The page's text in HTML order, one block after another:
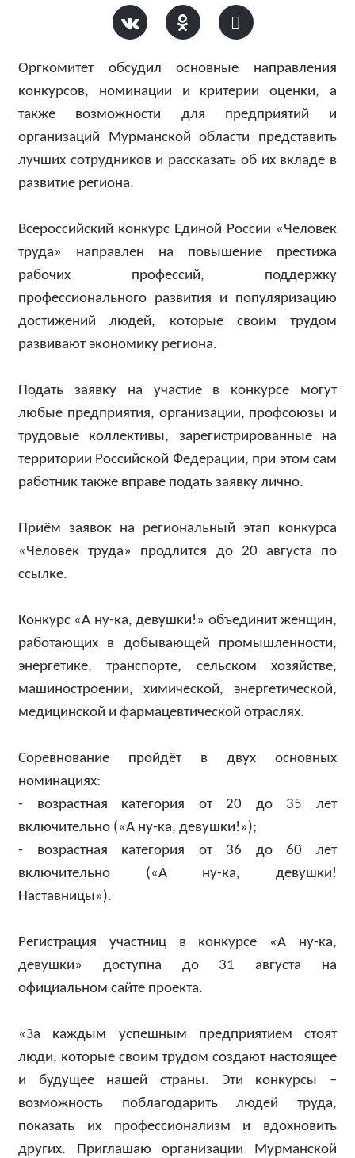
Оргкомитет обсудил основные направления
конкурсов, номинации и критерии оценки, а
также возможности для предприятий и
организаций Мурманской области представить
лучших сотрудников и рассказать об их вкладе в
развитие региона.
Всероссийский конкурс Единой России «Человек
труда» направлен на повышение престижа
рабочих профессий, поддержку
профессионального развития и популяризацию
достижений людей, которые своим трудом
развивают экономику региона.
Подать заявку на участие в конкурсе могут
любые предприятия, организации, профсоюзы и
трудовые коллективы, зарегистрированные на
территории Российской Федерации, при этом сам
работник также вправе подать заявку лично.
Приём заявок на региональный этап конкурса
«Человек труда» продлится до 20 августа по
ссылке.
Конкурс «А ну-ка, девушки!» объединит женщин,
работающих в добывающей промышленности,
энергетике, транспорте, сельском хозяйстве,
машиностроении, химической, энергетической,
медицинской и фармацевтической отраслях.
Соревнование пройдёт в двух основных
номинациях:
- возрастная категория от 20 до 35 лет
включительно («А ну-ка, девушки!»);
- возрастная категория от 36 до 60 лет
включительно («А ну-ка, девушки!
Наставницы»).
Регистрация участниц в конкурсе «А ну-ка,
девушки» доступна до 31 августа на
официальном сайте проекта.
«За каждым успешным предприятием стоят
люди, которые своим трудом создают настоящее
и будущее нашей страны. Эти конкурсы –
возможность поблагодарить людей труда,
показать их профессионализм и вдохновить
других. Приглашаю организации Мурманской